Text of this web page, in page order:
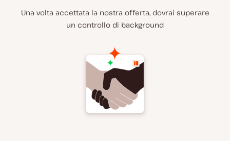
Una volta accettata la nostra offerta, dovrai superare
un controllo di background